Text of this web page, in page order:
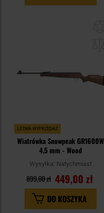
LETNIA WYPRZEDAŻ
Wiatrówka Snowpeak GR1600W
4,5 mm - Wood
Wysyłka: Natychmiast
449,00 zł
899,00 zł
DO KOSZYKA